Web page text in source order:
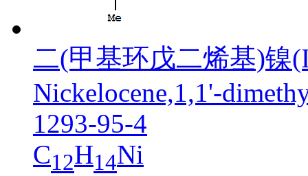
二(甲基环戊二烯基)镍
Nickelocene,1,1'-
1293-95-4
C12H14Ni